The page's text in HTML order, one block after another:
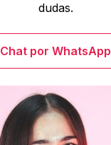
dudas.
Chat por WhatsApp